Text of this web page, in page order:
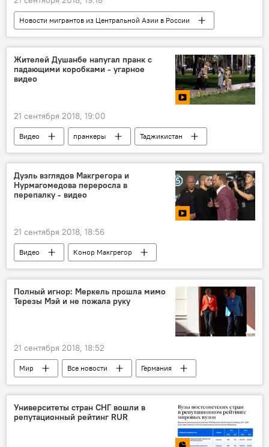
Новости мигрантов из Центральной Азии в России
Миграция
Все новости
Москва
Центральная Азия
Жителей Душанбе напугал пранк с
падающими коробками - угарное
видео
21 сентября 2018, 19:00
Видео пранкеры
Таджикистан
Новости Душанбе
Дуэль взглядов Макгрегора и
Нурмагомедова переросла в
перепалку - видео
21 сентября 2018, 18:56
Видео
Конор Макгрегор
Хабиб Нурмагомедов
UFC
Полный игнор: Меркель прошла мимо
Терезы Мэй и не пожала руку
21 сентября 2018, 18:52
Мир Все новости
Германия
Великобритания
Ангела Меркель
Тереза Мэй
Университеты стран СНГ вошли в
репутационный рейтинг RUR